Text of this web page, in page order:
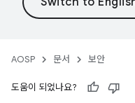
AOSP 문서 보안
도움이 되었나요?